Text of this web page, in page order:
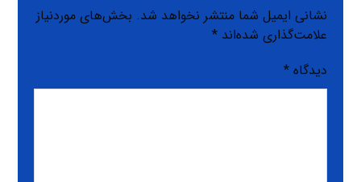
نشانی ایمیل شما منتشر نخواهد شد. بخش‌های موردنیاز
علامت‌گذاری شده‌اند*
دیدگاه*